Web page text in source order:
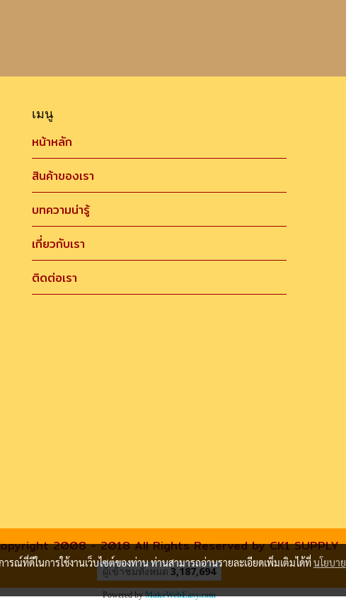
เมนู
หน้าหลัก
สินค้าของเรา
บทความน่ารู้
เกี่ยวกับเรา
ติดต่อเรา
2008 - 2018 All Rights Reserved by CK1 SUPPLY
ผู้เข้าชมทั้งหมด 3,187,694
Powered byMakeWebEasy.com
ณ์ที่ดีในการใช้งานเว็บไซต์ของท่าน ท่านสามารถอ่านรายละเอียดเพิ่มเติมได้ที่นโยบาย